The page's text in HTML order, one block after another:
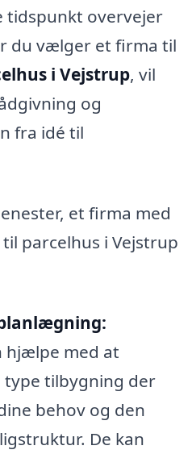
tidspunkt overvejer
du vælger et firma til
i Vejstrup, vil
og
fra idé til
et firma med
parcelhus i Vejstrup
hjælpe med at
tilbygning der
behov og den
De kan